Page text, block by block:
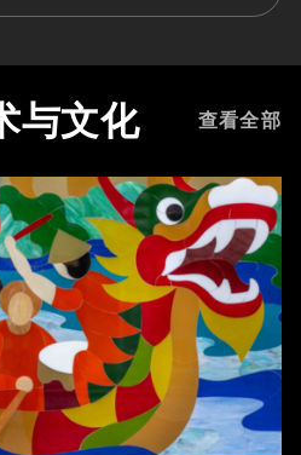
与文化 查看全部